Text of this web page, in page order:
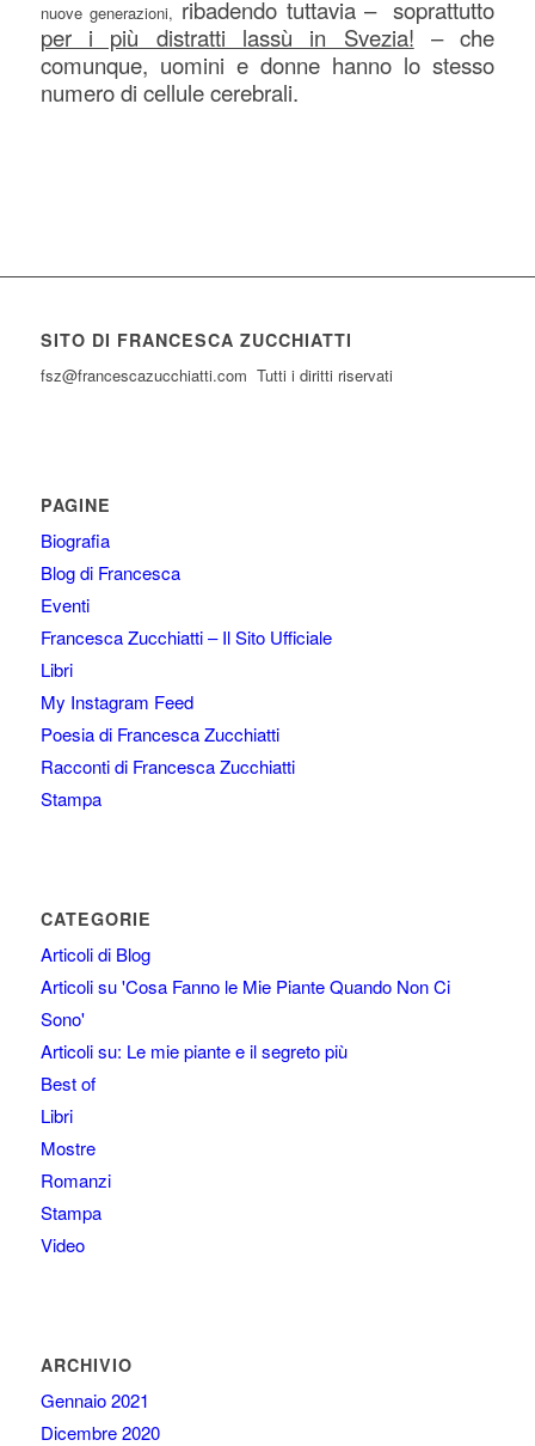
nuove generazioni, ribadendo tuttavia – soprattutto
per i più distratti lassù in Svezia! – che
comunque, uomini e donne hanno lo stesso
numero di cellule cerebrali.
SITO DI FRANCESCA ZUCCHIATTI
fsz@francescazucchiatti.com Tutti i diritti riservati
PAGINE
Biografia
Blog di Francesca
Eventi
Francesca Zucchiatti – Il Sito Ufficiale
Libri
My Instagram Feed
Poesia di Francesca Zucchiatti
Racconti di Francesca Zucchiatti
Stampa
CATEGORIE
Articoli di Blog
Articoli su 'Cosa Fanno le Mie Piante Quando Non Ci
Sono'
Articoli su: Le mie piante e il segreto più
Best of
Libri
Mostre
Romanzi
Stampa
Video
ARCHIVIO
Gennaio 2021
Dicembre 2020